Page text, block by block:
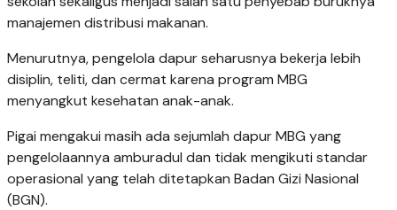
manajemen distribusi makanan.
Menurutnya, pengelola dapur seharusnya bekerja lebih
disiplin, teliti, dan cermat karena program MBG
menyangkut kesehatan anak-anak.
Pigai mengakui masih ada sejumlah dapur MBG yang
pengelolaannya amburadul dan tidak mengikuti standar
operasional yang telah ditetapkan Badan Gizi Nasional
(BGN).